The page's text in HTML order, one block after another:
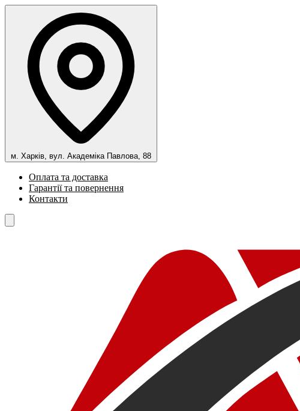
м. Харків, вул. Академіка Павлова, 88
Оплата та доставка
Гарантії та повернення
Контакти